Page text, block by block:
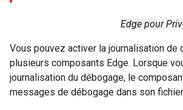
Edge pour
Vous pouvez activer la journalisation de
plusieurs composants Edge. Lorsque
journalisation du débogage, le
messages de débogage dans son fichier